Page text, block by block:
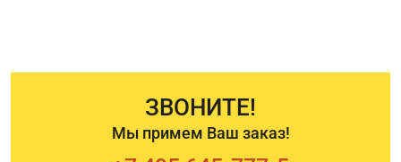
ЗВОНИТЕ!
Мы примем Ваш заказ!